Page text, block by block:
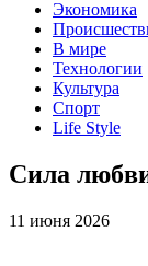
Экономика
В мире
Технологии
Культура
Спорт
Life Style
Сила
11 июня 2026